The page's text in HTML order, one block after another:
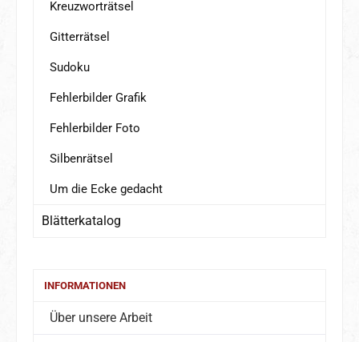
Kreuzworträtsel
Gitterrätsel
Sudoku
Fehlerbilder Grafik
Fehlerbilder Foto
Silbenrätsel
Um die Ecke gedacht
Blätterkatalog
INFORMATIONEN
Über unsere Arbeit